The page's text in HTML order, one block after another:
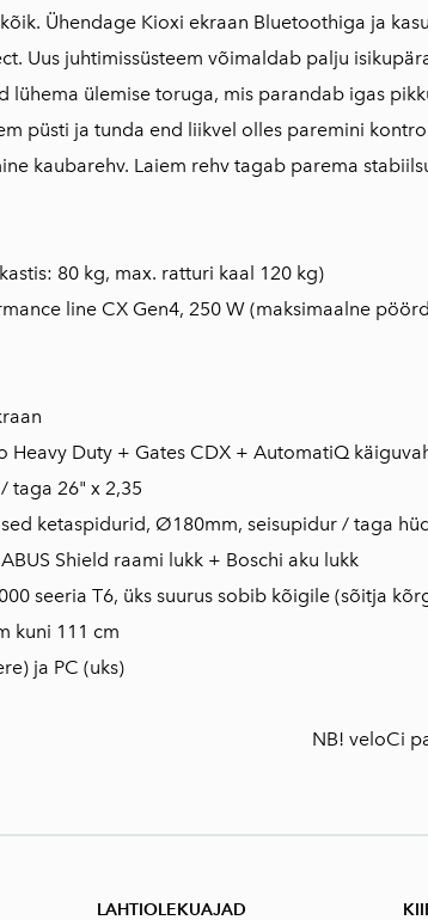
Ühendage Kioxi ekraan Bluetoothiga ja
Uus juhtimissüsteem võimaldab palju
lühema ülemise toruga, mis parandab igas
püsti ja tunda end liikvel olles paremini
kaubarehv. Laiem rehv tagab parema
80 kg, max. ratturi kaal 120 kg)
line CX Gen4, 250 W (maksimaalne
Heavy Duty + Gates CDX + AutomatiQ
taga 26" x 2,35
ketaspidurid, Ø180mm, seisupidur / taga
Shield raami lukk + Boschi aku lukk
seeria T6, üks suurus sobib kõigile (sõitja
kuni 111 cm
ja PC (uks)
NB! veloCi
LAHTIOLEKUAJAD